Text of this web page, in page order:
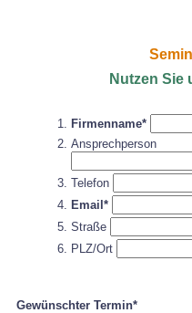
Nutzen Sie
Firmenname*
Ansprechperson
Telefon
Email*
Straße
PLZ/Ort
Gewünschter Termin*